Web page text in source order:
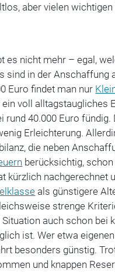
aber vielen wichtigen
es nicht mehr – egal,
sind in der Anschaffung
Euro findet man nur
ein voll alltagstaugliches
40.000 Euro
Erleichterung.
die neben
berücksichtig,
kürzlich nachgerechnet
als günstigere
strenge
auch schon bei
ist. Wer etwa
besonders günstig.
und knappen